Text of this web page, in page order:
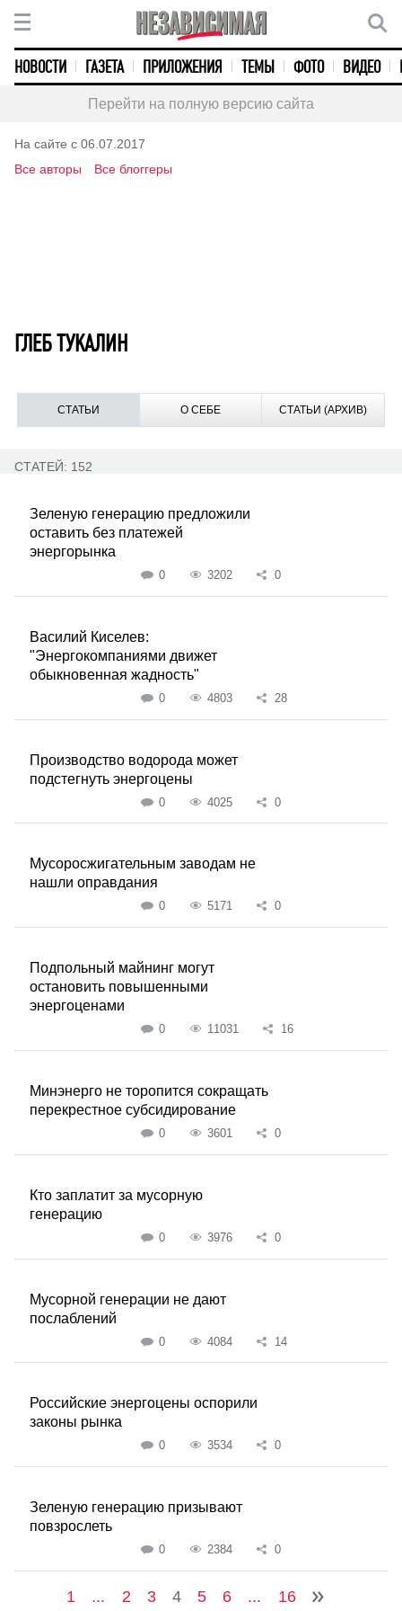
НОВОСТИ ГАЗЕТА ПРИЛОЖЕНИЯ ТЕМЫ ФОТО ВИДЕО
Перейти на полную версию сайта
На сайте с 06.07.2017
Все авторы
Все блоггеры
ГЛЕБ ТУКАЛИН
СТАТЬИ О СЕБЕ СТАТЬИ (АРХИВ)
СТАТЕЙ: 152
Зеленую генерацию предложили
оставить без платежей
энергорынка
0 3202 0
Василий Киселев:
"Энергокомпаниями движет
обыкновенная жадность"
0 4803 28
Производство водорода может
подстегнуть энергоцены
0 4025 0
Мусоросжигательным заводам не
нашли оправдания
0 5171 0
Подпольный майнинг могут
остановить повышенными
энергоценами
0 11031 16
Минэнерго не торопится сокращать
перекрестное субсидирование
0 3601 0
Кто заплатит за мусорную
генерацию
0 3976 0
Мусорной генерации не дают
послаблений
0 4084 14
Российские энергоцены оспорили
законы рынка
0 3534 0
Зеленую генерацию призывают
повзрослеть
0 2384 0
1 ... 2 3 4 5 6 ... 16